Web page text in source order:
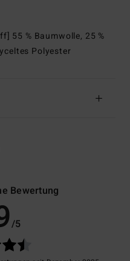
55 % Baumwolle, 25 %
Polyester
Bewertung
/5